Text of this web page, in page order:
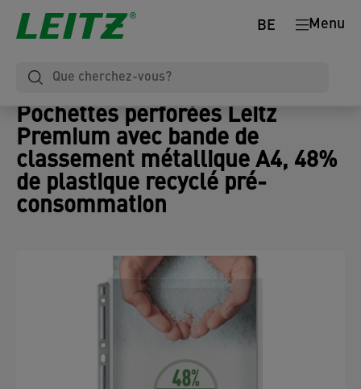
Menu
BE
Pochettes perforées Leitz
Premium avec bande de
classement métallique A4, 48%
de plastique recyclé pré-
consommation